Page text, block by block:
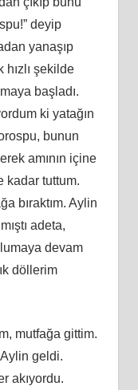
deyip
yanaşıp
hızlı şekilde
başladı.
ki yatağın
orospu, bunun
amının içine
kadar tuttum.
bıraktım. Aylin
adeta,
devam
döllerim
mutfağa gittim.
geldi.
akıyordu.